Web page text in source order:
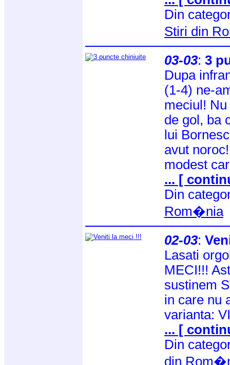
Din
Stiri din
03-03: 3
Dupa
(1-4) ne-
meciul!
de gol, ba
lui
avut
modest
... [
Din
Rom�nia
02-03:
Lasati
MECI!!!
sustinem
in care nu
varianta:
... [
Din
din